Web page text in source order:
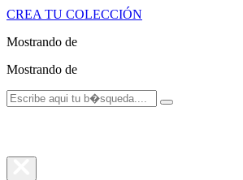
CREA TU COLECCIÓN
Mostrando de
Mostrando de